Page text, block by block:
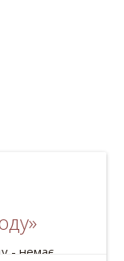
- немає